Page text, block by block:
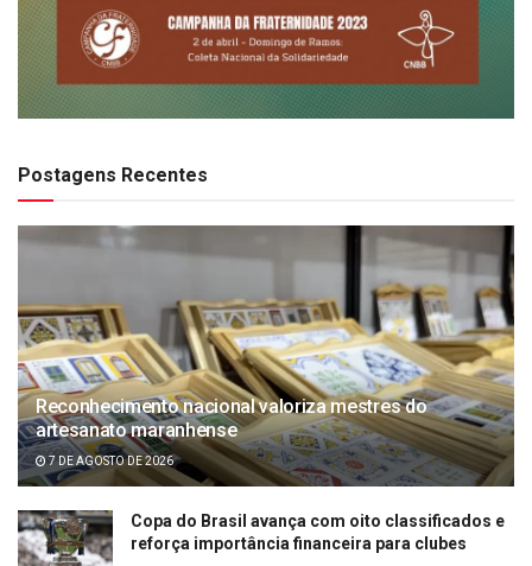
Postagens Recentes
Reconhecimento nacional valoriza mestres do
artesanato maranhense
7 DE AGOSTO DE 2026
Copa do Brasil avança com oito classificados e
reforça importância financeira para clubes